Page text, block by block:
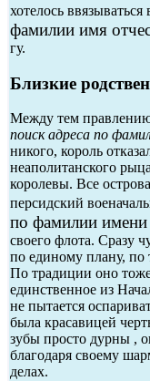
хотелось
фамилии имя
гу.
Близкие
Между тем
поиск адреса по
никого, король
неаполитанского
королевы. Все
персидский
по фамилии имени
своего флота. Сразу
по единому плану,
По традиции оно
единственное из
не пытается
была красавицей
зубы просто дурны ,
благодаря своему
делах.